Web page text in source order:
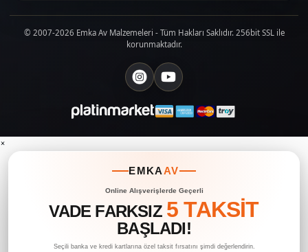
© 2007-2026 Emka Av Malzemeleri - Tüm Hakları Saklıdır. 256bit SSL ile
korunmaktadır.
×
EMKAAV
Online Alışverişlerde Geçerli
VADE FARKSIZ 5 TAKSİT
BAŞLADI!
Seçili banka ve kredi kartlarına özel taksit fırsatını şimdi değerlendirin.